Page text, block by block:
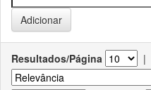
Resultados/Página |